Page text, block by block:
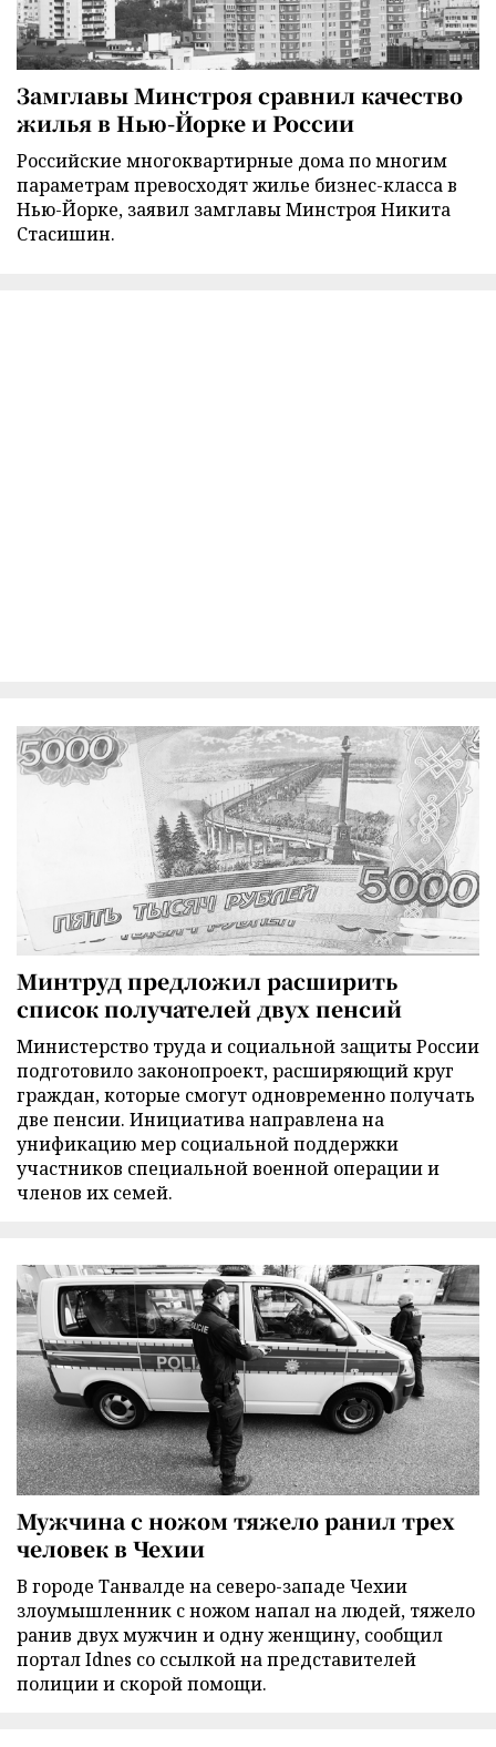
Замглавы Минстроя сравнил качество
жилья в Нью-Йорке и России
Российские многоквартирные дома по многим
параметрам превосходят жилье бизнес-класса в
Нью-Йорке, заявил замглавы Минстроя Никита
Стасишин.
Минтруд предложил расширить
список получателей двух пенсий
Министерство труда и социальной защиты России
подготовило законопроект, расширяющий круг
граждан, которые смогут одновременно получать
две пенсии. Инициатива направлена на
унификацию мер социальной поддержки
участников специальной военной операции и
членов их семей.
Мужчина с ножом тяжело ранил трех
человек в Чехии
В городе Танвалде на северо-западе Чехии
злоумышленник с ножом напал на людей, тяжело
ранив двух мужчин и одну женщину, сообщил
портал Idnes со ссылкой на представителей
полиции и скорой помощи.